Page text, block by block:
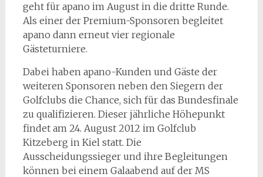
geht für apano im August in die dritte Runde.
Als einer der Premium-Sponsoren begleitet
apano dann erneut vier regionale
Gästeturniere.
Dabei haben apano-Kunden und Gäste der
weiteren Sponsoren neben den Siegern der
Golfclubs die Chance, sich für das Bundesfinale
zu qualifizieren. Dieser jährliche Höhepunkt
findet am 24. August 2012 im Golfclub
Kitzeberg in Kiel statt. Die
Ausscheidungssieger und ihre Begleitungen
können bei einem Galaabend auf der MS